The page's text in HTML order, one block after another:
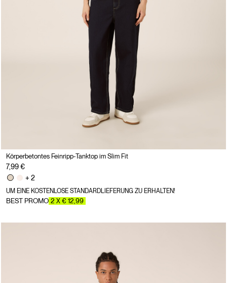
Körperbetontes Feinripp-Tanktop im Slim Fit
7,99 €
+ 2
UM EINE KOSTENLOSE STANDARDLIEFERUNG ZU ERHALTEN!
BEST PROMO 2 X € 12,99